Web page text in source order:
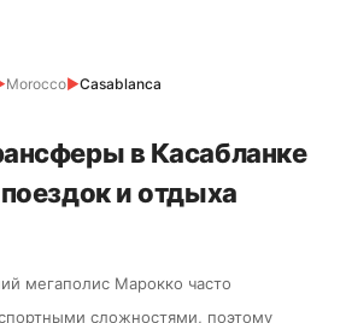
Morocco▶Casablanca
в Касабланке
и отдыха
мегаполис Марокко часто
сложностями, поэтому